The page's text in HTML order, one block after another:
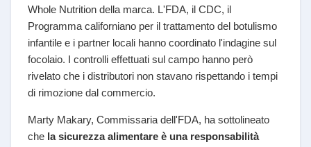
Whole Nutrition della marca. L'FDA, il CDC, il
Programma californiano per il trattamento del botulismo
infantile e i partner locali hanno coordinato l'indagine sul
focolaio. I controlli effettuati sul campo hanno però
rivelato che i distributori non stavano rispettando i tempi
di rimozione dal commercio.
Marty Makary, Commissaria dell'FDA, ha sottolineato
che la sicurezza alimentare è una responsabilità